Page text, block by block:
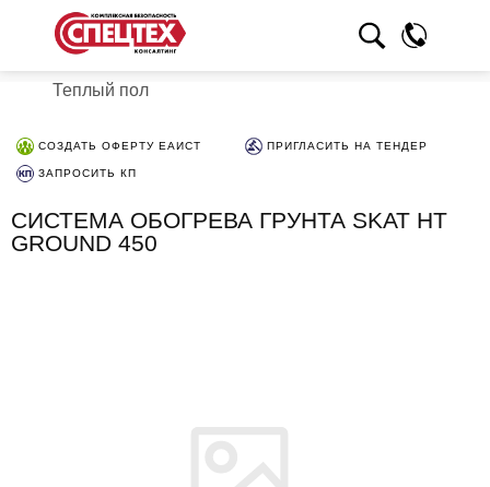
Теплый пол
СОЗДАТЬ ОФЕРТУ ЕАИСТ ПРИГЛАСИТЬ НА ТЕНДЕР
ЗАПРОСИТЬ КП
СИСТЕМА ОБОГРЕВА ГРУНТА SKAT HT
GROUND 450